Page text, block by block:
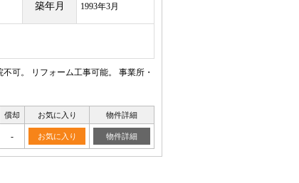
築年月 1993年3月
可。 リフォーム工事可能。 事業所・
償却 お気に入り 物件詳細
- お気に入り 物件詳細